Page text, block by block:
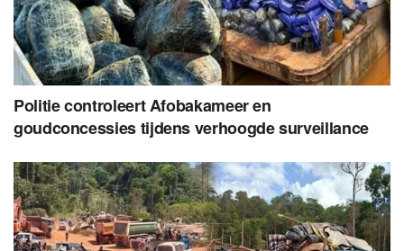
Politie controleert Afobakameer en
goudconcessies tijdens verhoogde surveillance